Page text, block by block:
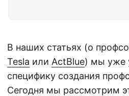
В наших статьях (о
Tesla или ActBlue) мы уже
специфику создания
Сегодня мы рассмотрим